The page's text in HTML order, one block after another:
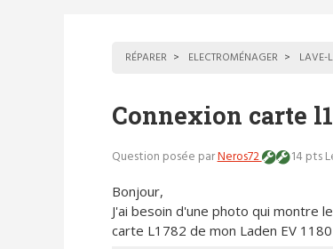
RÉPARER ELECTROMÉNAGER LAVE-
Connexion carte
Question posée parNeros72 14 pts
Bonjour,
J'ai besoin d'une photo qui montre
carte L1782 de mon Laden EV 1180